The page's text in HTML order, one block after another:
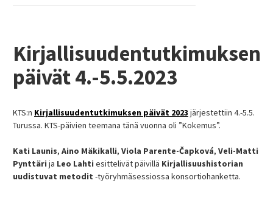
Best Poster Award (Digital Humanities -
Esitelmä: Cultures of Screen, Performance
and Print Network
seminaarissa
Intensiivikurssi ”Digitaalinen
Vierailuluento Australian National
Universityssa
Kirjallisuudentutkimuksen päivät, 22.–
23.5.2025
Työpaja ”Genre”
Kirjallisuutta ja digiä! Hankkeen
loppuseminaari, Turku
Vierailuluento Splitin yliopistossa
Kirjallisuudentutkimuksen
päivät 4.-5.5.2023
KTS:n Kirjallisuudentutkimuksen päivät 2023 järjestettiin 4.-5.5.
Turussa. KTS-päivien teemana tänä vuonna oli ”Kokemus”.
Kati Launis, Aino Mäkikalli, Viola Parente-Čapková, Veli-Matti
Pynttäri ja Leo Lahti esittelivät päivillä Kirjallisuushistorian
uudistuvat metodit -työryhmäsessiossa konsortiohanketta.